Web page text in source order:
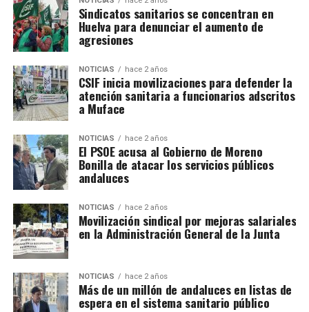
Sindicatos sanitarios se concentran en
Huelva para denunciar el aumento de
agresiones
NOTICIAS hace 2 años
CSIF inicia movilizaciones para defender la
atención sanitaria a funcionarios adscritos
a Muface
NOTICIAS hace 2 años
El PSOE acusa al Gobierno de Moreno
Bonilla de atacar los servicios públicos
andaluces
NOTICIAS hace 2 años
Movilización sindical por mejoras salariales
en la Administración General de la Junta
NOTICIAS hace 2 años
Más de un millón de andaluces en listas de
espera en el sistema sanitario público